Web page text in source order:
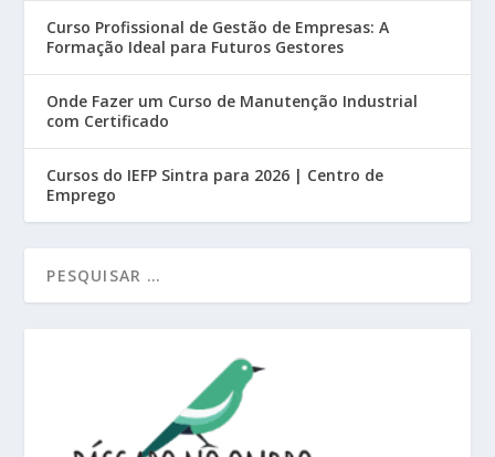
Curso Profissional de Gestão de Empresas: A
Formação Ideal para Futuros Gestores
Onde Fazer um Curso de Manutenção Industrial
com Certificado
Cursos do IEFP Sintra para 2026 | Centro de
Emprego